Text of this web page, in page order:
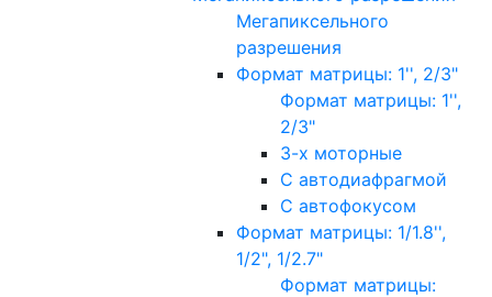
Мегапиксельного
разрешения
Формат матрицы: 1'', 2/3"
Формат матрицы: 1'',
2/3"
3-х моторные
С автодиафрагмой
С автофокусом
Формат матрицы: 1/1.8'',
1/2", 1/2.7"
Формат матрицы: